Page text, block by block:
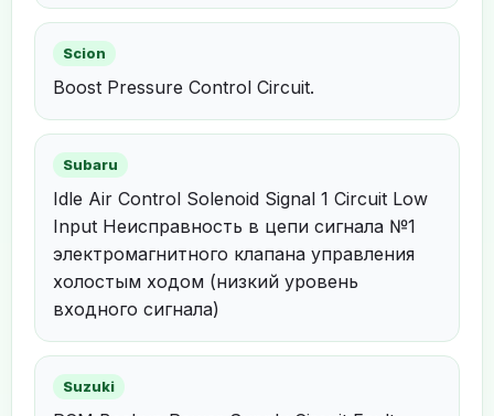
Scion
Boost Pressure Control Circuit.
Subaru
Idle Air Control Solenoid Signal 1 Circuit Low
Input Неисправность в цепи сигнала №1
электромагнитного клапана управления
холостым ходом (низкий уровень
входного сигнала)
Suzuki